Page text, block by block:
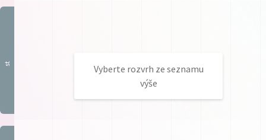
Vyberte rozvrh ze seznamu
výše
st